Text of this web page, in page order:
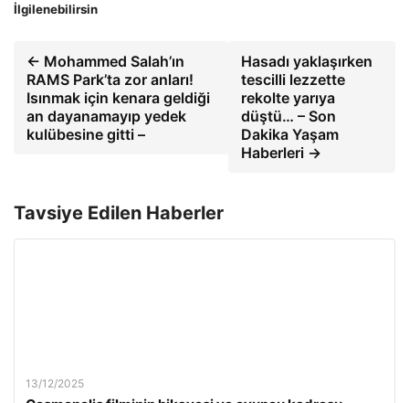
İlgilenebilirsin
← Mohammed Salah’ın
RAMS Park’ta zor anları!
Isınmak için kenara geldiği
an dayanamayıp yedek
kulübesine gitti –
Hasadı yaklaşırken
tescilli lezzette
rekolte yarıya
düştü… – Son
Dakika Yaşam
Haberleri →
Tavsiye Edilen Haberler
13/12/2025